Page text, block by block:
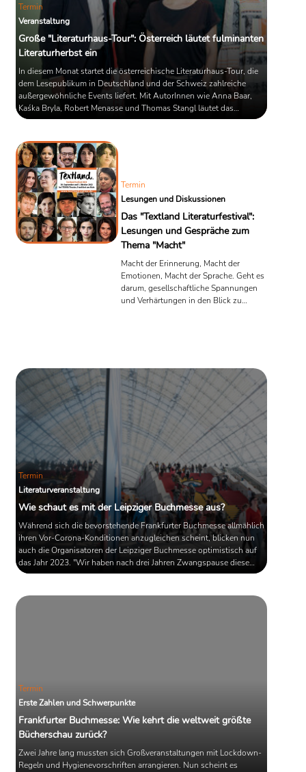
Termin
Veranstaltung
Große "Literaturhaus-Tour": Österreich läutet fulminanten
Literaturherbst ein
In diesem Monat startet die österreichische Literaturhaus-Tour, die
dem Lesepublikum in Deutschland und der Schweiz zahlreiche
außergewöhnliche Events liefert. Mit AutorInnen wie Anna Baar,
Kaśka Bryla, Robert Menasse und Thomas Stangl läutet das
Gastland der Leipziger Buchmesse 2023 mit den diesjährigen
Gesprächsrunden und Performances freuen können, zeigen Sie im
Artikel. Österreich ist das Gastland der auf den April verschobenen
...
Termin
Lesungen und Diskussionen
Das "Textland Literaturfestival":
Lesungen und Gespräche zum
Thema "Macht"
Macht der Erinnerung, Macht der
Emotionen, Macht der Sprache. Geht es
darum, gesellschaftliche Spannungen
und Verhärtungen in den Blick zu
Erzählens? Damit beschäftigt sich das
fünfte "Textland Literaturfestival" in
Frankfurt, welches am 30. September
Termin
Literaturveranstaltung
Wie schaut es mit der Leipziger Buchmesse aus?
Während sich die bevorstehende Frankfurter Buchmesse allmählich
ihren Vor-Corona-Konditionen anzugleichen scheint, blicken nun
auch die Organisatoren der Leipziger Buchmesse optimistisch auf
das Jahr 2023. "Wir haben nach drei Jahren Zwangspause diese
Buchmesse wieder zu etablieren", prescht Buchmesse-Direktor
klingt das schon...
Termin
Erste Zahlen und Schwerpunkte
Frankfurter Buchmesse: Wie kehrt die weltweit größte
Bücherschau zurück?
Zwei Jahre lang mussten sich Großveranstaltungen mit Lockdown-
Regeln und Hygienevorschriften arrangieren. Nun scheint es